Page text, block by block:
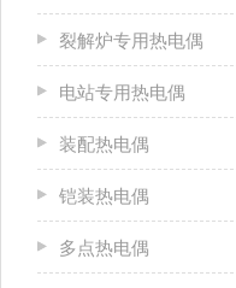
裂解炉专用热电偶
电站专用热电偶
装配热电偶
铠装热电偶
多点热电偶